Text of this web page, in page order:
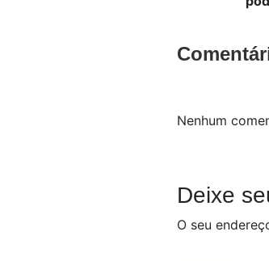
Nenhum
Deixe
O seu